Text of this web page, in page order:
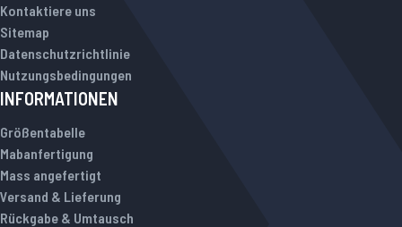
Kontaktiere uns
Sitemap
Datenschutzrichtlinie
Nutzungsbedingungen
INFORMATIONEN
Größentabelle
Mabanfertigung
Mass angefertigt
Versand & Lieferung
Rückgabe & Umtausch